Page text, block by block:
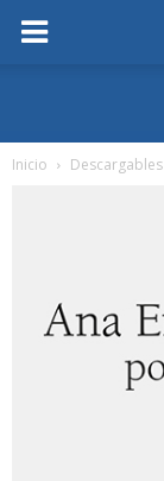
Inicio Descargables